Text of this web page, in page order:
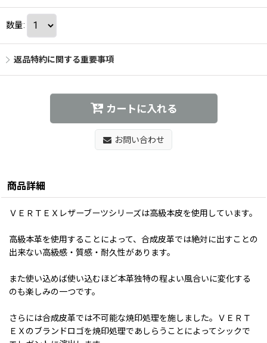
数量:
返品特約に関する重要事項
カートに入れる
お問い合わせ
商品詳細
ＶＥＲＴＥＸレザーブーツシリーズは高級本皮を使用しています。
高級本革を使用することによって、合成皮革では絶対に出すことの
出来ない高級感・質感・耐久性があります。
また使い込めば使い込むほど本革独特の程よい風合いに変化する
のも楽しみの一つです。
さらには合成皮革では不可能な焼印処理を施しました。ＶＥＲＴ
ＥＸのブランドロゴを焼印処理であしらうことによってシックで